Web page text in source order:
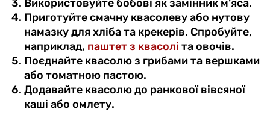
Використовуйте бобові як замінник м’яса.
Приготуйте смачну квасолеву або нутову
намазку для хліба та крекерів. Спробуйте,
наприклад, паштет з квасолі та овочів.
Поєднайте квасолю з грибами та вершками
або томатною пастою.
Додавайте квасолю до ранкової вівсяної
каші або омлету.